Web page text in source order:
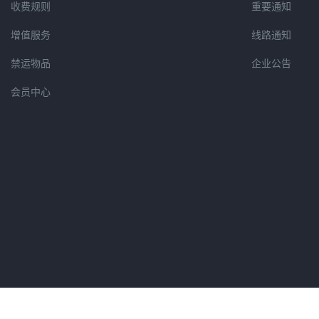
收费规则
增值服务
禁运物品
会员中心
重要通知
线路通知
企业公告